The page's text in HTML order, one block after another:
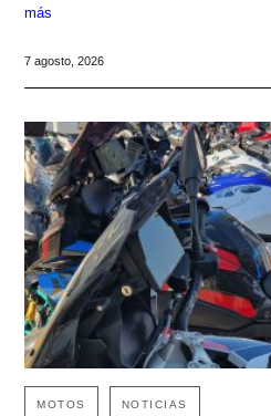
más
7 agosto, 2026
MOTOS NOTICIAS